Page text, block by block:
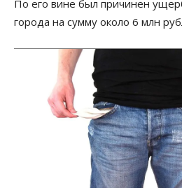
По его вине был причинен
города на сумму около 6 млн